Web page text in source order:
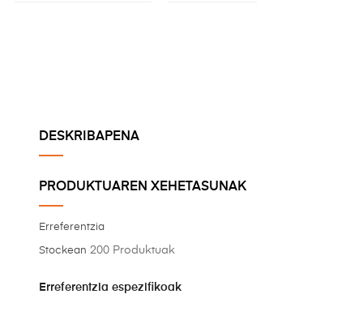
DESKRIBAPENA
PRODUKTUAREN XEHETASUNAK
Erreferentzia
Stockean 200 Produktuak
Erreferentzia espezifikoak